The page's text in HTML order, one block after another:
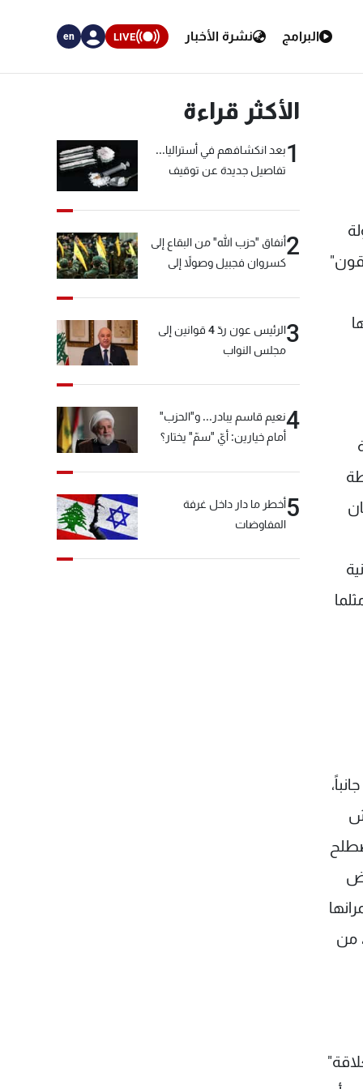
البرامج نشرة الأخبار LIVE
en
من
الأكثر قراءة
1بعد انكشافهم في أستراليا...
تفاصيل جديدة عن توقيف
2أنفاق "حزب الله" من البقاع إلى
كسروان فجبيل وصولاً إلى
3
الرئيس عون ردّ 4 قوانين إلى
مجلس النواب
4نعيم قاسم يبادر... و"الحزب"
أمام خيارين: أيّ "سمّ" يختار؟
5أخطر ما دار داخل غرفة
المفاوضات